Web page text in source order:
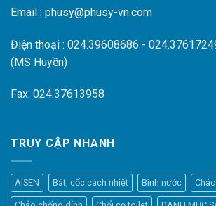
Email : phusy@phusy-vn.com
Điện thoại : 024.39608686 -
(MS Huyền)
Fax: 024.37613958
TRUY CẬP NHANH
AISEN Bát, cốc cách nhiệt Bình nước